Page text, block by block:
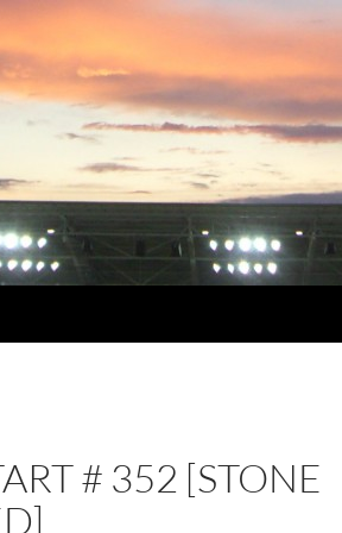
# 352 [STONE